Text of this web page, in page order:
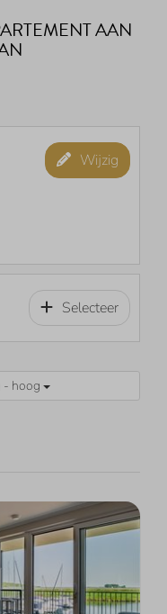
AAN
Wijzig
Selecteer
- hoog